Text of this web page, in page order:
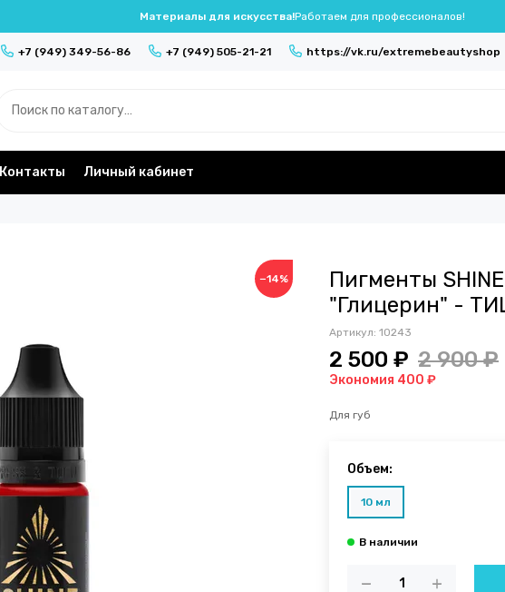
Материалы для искусства!Работаем для профессионалов!
+7 (949) 349-56-86 +7 (949) 505-21-21 https://vk.ru/extremebeautyshop
Контакты Личный кабинет
−14%
Пигменты
"Глицерин" -
Артикул: 10243
2 500 ₽ 2 900 ₽
Экономия 400 ₽
Для губ
Объем:
10 мл